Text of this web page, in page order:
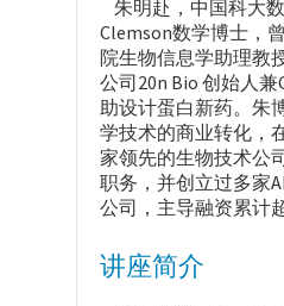
朱明赴，中国科大
Clemson数学博士，
院生物信息学助理教
公司20n Bio 创始人兼
助设计蛋白新药。朱
学技术的商业转化，
家领先的生物技术公
职务，并创立过多家
公司，主导融资累计
讲座简介